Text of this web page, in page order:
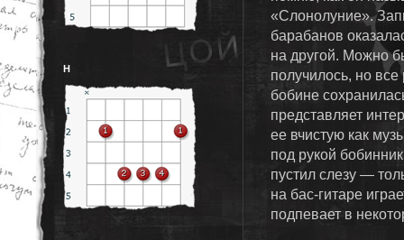
«Слонолуние».
барабанов
на другой. Можно
получилось, но
бобине
представляет
ее вчистую как
под рукой
пустил слезу —
на бас-гитаре
подпевает в
H